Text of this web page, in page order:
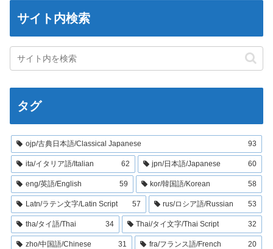
サイト内検索
タグ
ojp/古典日本語/Classical Japanese 93
ita/イタリア語/Italian 62 jpn/日本語/Japanese 60
eng/英語/English 59 kor/韓国語/Korean 58
Latn/ラテン文字/Latin Script 57 rus/ロシア語/Russian 53
tha/タイ語/Thai 34 Thai/タイ文字/Thai Script 32
zho/中国語/Chinese 31 fra/フランス語/French 20